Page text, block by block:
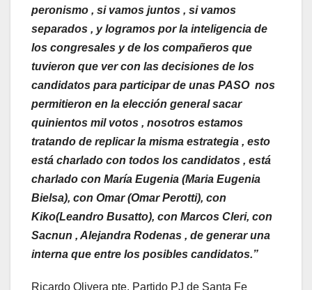
peronismo , si vamos juntos , si vamos
separados , y logramos por la inteligencia de
los congresales y de los compañeros que
tuvieron que ver con las decisiones de los
candidatos para participar de unas PASO nos
permitieron en la elección general sacar
quinientos mil votos , nosotros estamos
tratando de replicar la misma estrategia , esto
está charlado con todos los candidatos , está
charlado con María Eugenia (Maria Eugenia
Bielsa), con Omar (Omar Perotti), con
Kiko(Leandro Busatto), con Marcos Cleri, con
Sacnun , Alejandra Rodenas , de generar una
interna que entre los posibles candidatos.”
Ricardo Olivera pte. Partido PJ de Santa Fe